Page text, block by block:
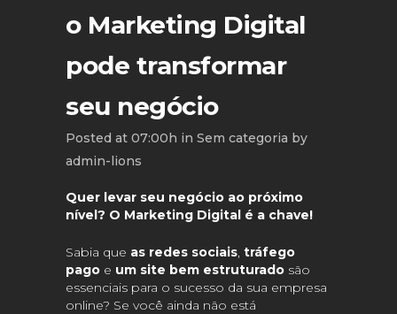
o Marketing Digital
pode transformar
seu negócio
Posted at 07:00h in Sem categoria by
admin-lions
Quer levar seu negócio ao próximo
nível? O Marketing Digital é a chave!
Sabia que as redes sociais, tráfego
pago e um site bem estruturado são
essenciais para o sucesso da sua empresa
online? Se você ainda não está